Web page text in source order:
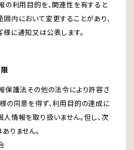
の利用目的を、関連性を有すると
内において変更することがあり、
に通知又は公表します。
保護法その他の法令により許容さ
の同意を得ず、利用目的の達成に
情報を取り扱いません。但し、次
りません。